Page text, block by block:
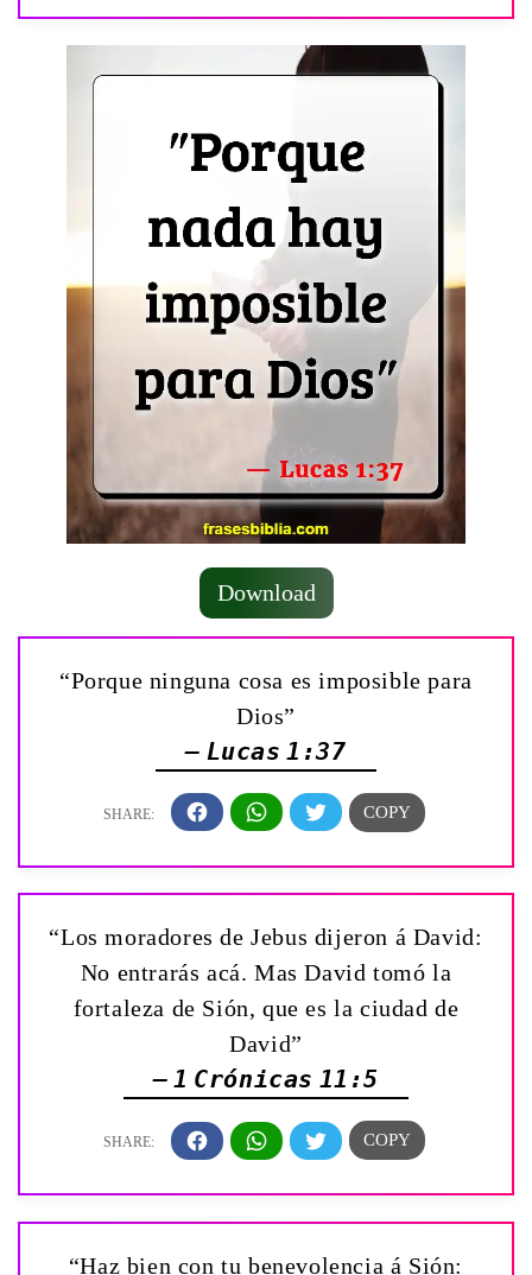
Download
“Porque ninguna cosa es imposible para
Dios”
— Lucas 1:37
“Los moradores de Jebus dijeron á David:
No entrarás acá. Mas David tomó la
fortaleza de Sión, que es la ciudad de
David”
— 1 Crónicas 11:5
“Haz bien con tu benevolencia á Sión: